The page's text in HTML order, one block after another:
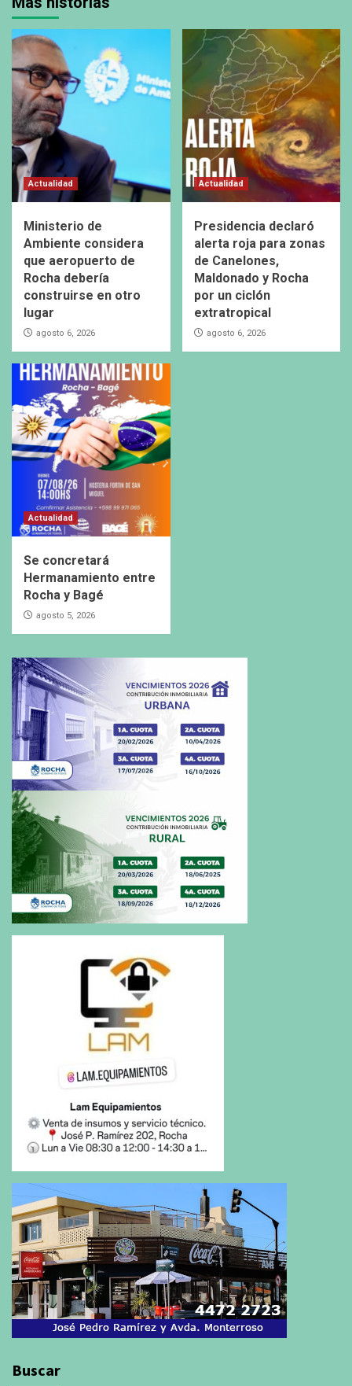
Actualidad
Ministerio de
Ambiente considera
que aeropuerto de
Rocha debería
construirse en otro
lugar
agosto 6, 2026
Actualidad
Presidencia declaró
alerta roja para zonas
de Canelones,
Maldonado y Rocha
por un ciclón
extratropical
agosto 6, 2026
Actualidad
Se concretará
Hermanamiento entre
Rocha y Bagé
agosto 5, 2026
Buscar